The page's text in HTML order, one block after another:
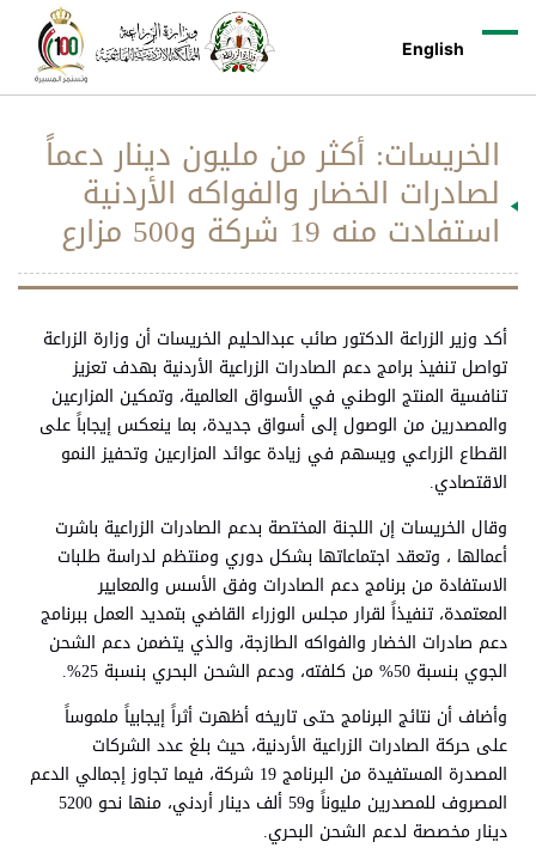
English
الخريسات: أكثر من مليون دينار دعماً
لصادرات الخضار والفواكه الأردنية
استفادت منه 19 شركة و500 مزارع
أكد وزير الزراعة الدكتور صائب عبدالحليم الخريسات أن وزارة الزراعة
تواصل تنفيذ برامج دعم الصادرات الزراعية الأردنية بهدف تعزيز
تنافسية المنتج الوطني في الأسواق العالمية، وتمكين المزارعين
والمصدرين من الوصول إلى أسواق جديدة، بما ينعكس إيجاباً على
القطاع الزراعي ويسهم في زيادة عوائد المزارعين وتحفيز النمو
الاقتصادي.
وقال الخريسات إن اللجنة المختصة بدعم الصادرات الزراعية باشرت
أعمالها ، وتعقد اجتماعاتها بشكل دوري ومنتظم لدراسة طلبات
الاستفادة من برنامج دعم الصادرات وفق الأسس والمعايير
المعتمدة، تنفيذاً لقرار مجلس الوزراء القاضي بتمديد العمل ببرنامج
دعم صادرات الخضار والفواكه الطازجة، والذي يتضمن دعم الشحن
الجوي بنسبة 50% من كلفته، ودعم الشحن البحري بنسبة 25%.
وأضاف أن نتائج البرنامج حتى تاريخه أظهرت أثراً إيجابياً ملموساً
على حركة الصادرات الزراعية الأردنية، حيث بلغ عدد الشركات
المصدرة المستفيدة من البرنامج 19 شركة، فيما تجاوز إجمالي الدعم
المصروف للمصدرين مليوناً و59 ألف دينار أردني، منها نحو 5200
دينار مخصصة لدعم الشحن البحري.